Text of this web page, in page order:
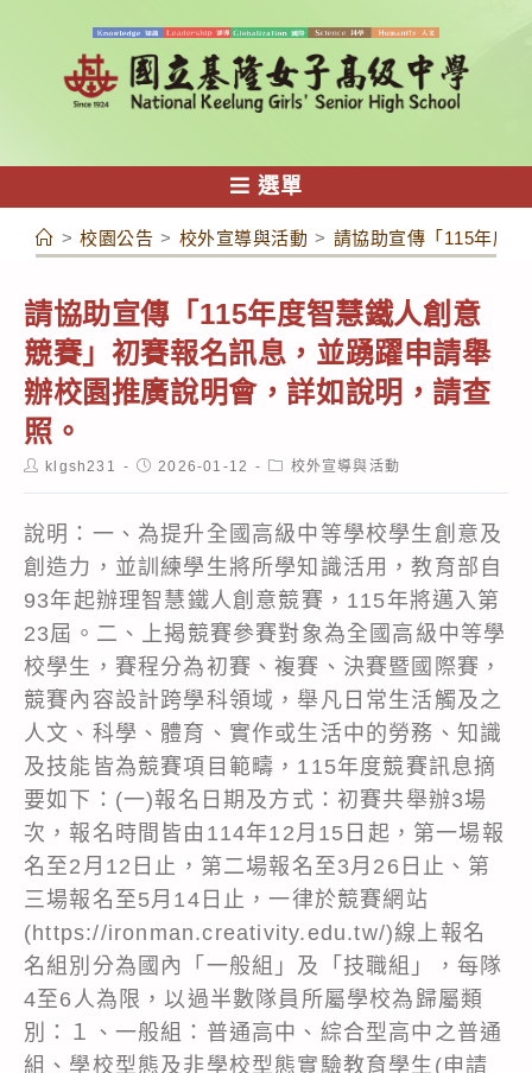
容
選單
> 校園公告 > 校外宣導與活動 > 請協助宣傳「115年度
請協助宣傳「115年度智慧鐵人創意
競賽」初賽報名訊息，並踴躍申請舉
辦校園推廣說明會，詳如說明，請查
照。
Postklgsh231
Post2026-01-12
Post校外宣導與活動
說明：一、為提升全國高級中等學校學生創意及
創造力，並訓練學生將所學知識活用，教育部自
93年起辦理智慧鐵人創意競賽，115年將邁入第
23屆。二、上揭競賽參賽對象為全國高級中等學
校學生，賽程分為初賽、複賽、決賽暨國際賽，
競賽內容設計跨學科領域，舉凡日常生活觸及之
人文、科學、體育、實作或生活中的勞務、知識
及技能皆為競賽項目範疇，115年度競賽訊息摘
要如下：(一)報名日期及方式：初賽共舉辦3場
次，報名時間皆由114年12月15日起，第一場報
名至2月12日止，第二場報名至3月26日止、第
三場報名至5月14日止，一律於競賽網站
(https://ironman.creativity.edu.tw/)線上報名
名組別分為國內「一般組」及「技職組」，每隊
4至6人為限，以過半數隊員所屬學校為歸屬類
別：１、一般組：普通高中、綜合型高中之普通
組、學校型態及非學校型態實驗教育學生(申請